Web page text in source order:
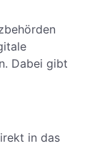
Dabei gibt
in das